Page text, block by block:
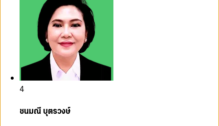
4
ชนมณี บุตรวงษ์